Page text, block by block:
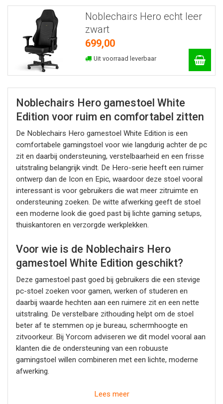
Noblechairs Hero echt leer
zwart
699,00
Uit voorraad leverbaar
Noblechairs Hero gamestoel White
Edition voor ruim en comfortabel zitten
De Noblechairs Hero gamestoel White Edition is een
comfortabele gamingstoel voor wie langdurig achter de pc
zit en daarbij ondersteuning, verstelbaarheid en een frisse
uitstraling belangrijk vindt. De Hero-serie heeft een ruimer
ontwerp dan de Icon en Epic, waardoor deze stoel vooral
interessant is voor gebruikers die wat meer zitruimte en
ondersteuning zoeken. De witte afwerking geeft de stoel
een moderne look die goed past bij lichte gaming setups,
thuiskantoren en verzorgde werkplekken.
Voor wie is de Noblechairs Hero
gamestoel White Edition geschikt?
Deze gamestoel past goed bij gebruikers die een stevige
pc-stoel zoeken voor gamen, werken of studeren en
daarbij waarde hechten aan een ruimere zit en een nette
uitstraling. De verstelbare zithouding helpt om de stoel
beter af te stemmen op je bureau, schermhoogte en
zitvoorkeur. Bij Yorcom adviseren we dit model vooral aan
klanten die de ondersteuning van een robuuste
gamingstoel willen combineren met een lichte, moderne
afwerking.
De Noblechairs Hero gamestoel White Edition is een
Lees meer